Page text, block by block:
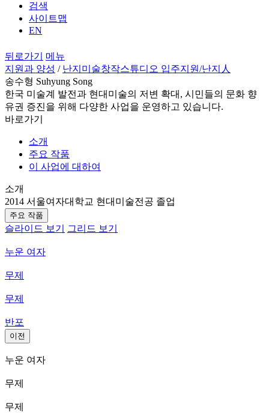
검색
사이트맵
EN
뒤로가기
메뉴
지원과 양성 / 난지미술창작스튜디오 입주지원/난지人
송수형 Suhyung Song
한국 미술계 발전과 현대미술의 저변 확대, 시민들의 문화 향
유권 증진을 위해 다양한 사업을 운영하고 있습니다.
바로가기
소개
주요 작품
이 사업에 대하여
소개
2014 서울여자대학교 현대미술전공 졸업
주요 작품
슬라이드 보기 그리드 보기
누운 여자
무제
무제
반포
이전
누운 여자
무제
무제